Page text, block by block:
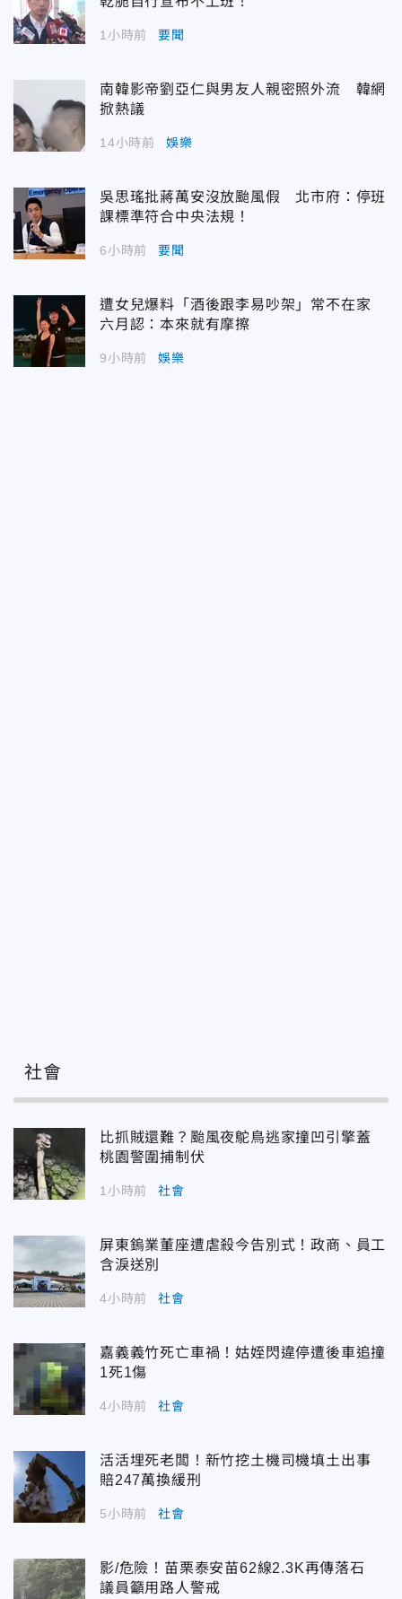
1小時前 要聞
南韓影帝劉亞仁與男友人親密照外流 韓網
掀熱議
14小時前 娛樂
吳思瑤批蔣萬安沒放颱風假 北市府：停班
課標準符合中央法規！
6小時前 要聞
遭女兒爆料「酒後跟李易吵架」常不在家
六月認：本來就有摩擦
9小時前 娛樂
社會
比抓賊還難？颱風夜鴕鳥逃家撞凹引擎蓋
桃園警圍捕制伏
1小時前 社會
屏東鎢業董座遭虐殺今告別式！政商、員工
含淚送別
4小時前 社會
嘉義義竹死亡車禍！姑姪閃違停遭後車追撞
1死1傷
4小時前 社會
活活埋死老闆！新竹挖土機司機填土出事
賠247萬換緩刑
5小時前 社會
影/危險！苗栗泰安苗62線2.3K再傳落石
議員籲用路人警戒